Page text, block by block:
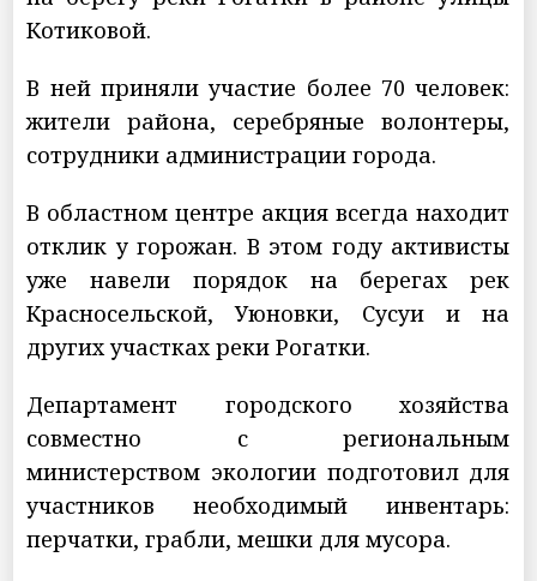
Котиковой.
В ней приняли участие более 70 человек:
жители района, серебряные волонтеры,
сотрудники администрации города.
В областном центре акция всегда находит
отклик у горожан. В этом году активисты
уже навели порядок на берегах рек
Красносельской, Уюновки, Сусуи и на
других участках реки Рогатки.
Департамент городского хозяйства
совместно с региональным
министерством экологии подготовил для
участников необходимый инвентарь:
перчатки, грабли, мешки для мусора.